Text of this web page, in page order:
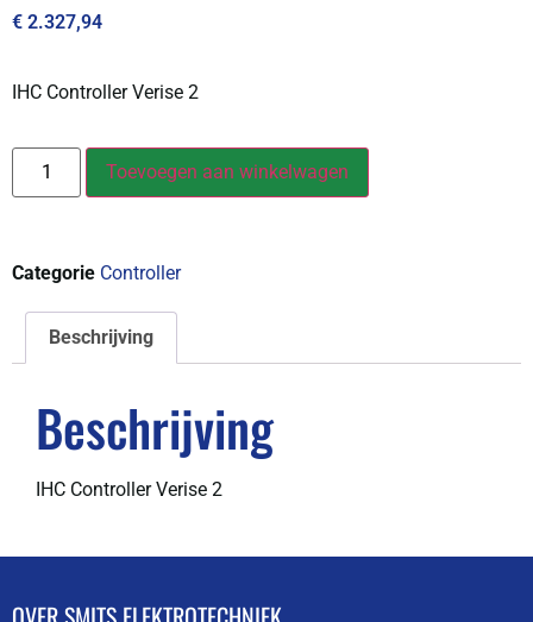
€ 2.327,94
IHC Controller Verise 2
Toevoegen aan winkelwagen
Categorie Controller
Beschrijving
Beschrijving
IHC Controller Verise 2